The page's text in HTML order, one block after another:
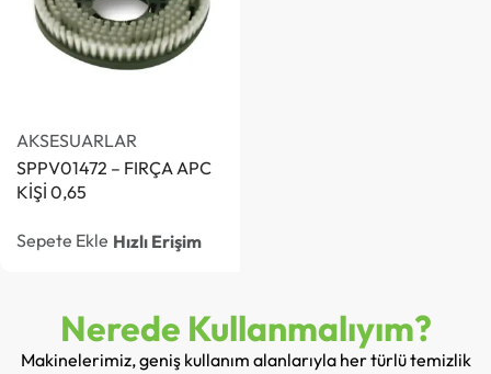
AKSESUARLAR
SPPV01472 – FIRÇA APC
KİŞİ 0,65
Sepete Ekle Hızlı Erişim
Nerede Kullanmalıyım?
Makinelerimiz, geniş kullanım alanlarıyla her türlü temizlik